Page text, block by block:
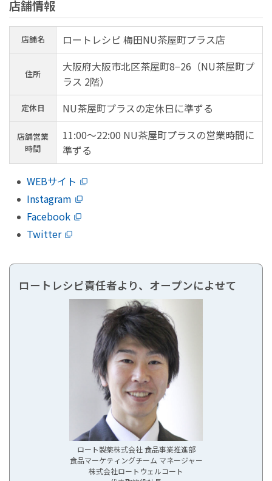
店舗情報
店舗名 ロートレシピ 梅田NU茶屋町プラス店
住所
大阪府大阪市北区茶屋町8−26（NU茶屋町プ
ラス 2階）
定休日 NU茶屋町プラスの定休日に準ずる
店舗営業
時間
11:00～22:00 NU茶屋町プラスの営業時間に
準ずる
WEBサイト
Instagram
Facebook
Twitter
ロートレシピ責任者より、オープンによせて
ロート製薬株式会社 食品事業推進部
食品マーケティングチーム マネージャー
株式会社ロートウェルコート